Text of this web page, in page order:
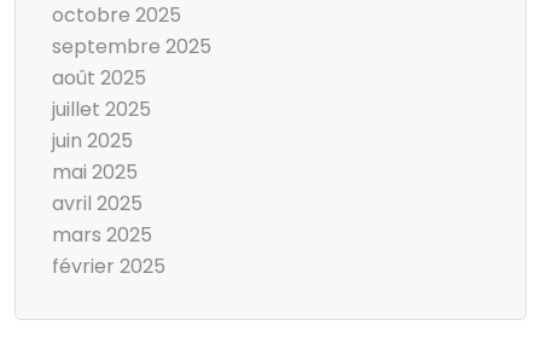
octobre 2025
septembre 2025
août 2025
juillet 2025
juin 2025
mai 2025
avril 2025
mars 2025
février 2025